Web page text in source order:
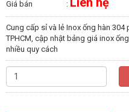
Giá bán :
Cung cấp sỉ và lẻ Inox ống hàn
TPHCM, cập nhật bảng giá inox
nhiều quy cách